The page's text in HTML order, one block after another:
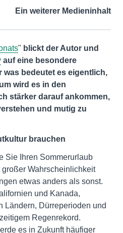
Ein weiterer Medieninhalt
" blickt der Autor und
auf eine besondere
was bedeutet es eigentlich,
wird es in den
stärker darauf ankommen,
und mutig zu
brauchen
Sie Ihren Sommerurlaub
Wahrscheinlichkeit
etwas anders als sonst.
und Kanada,
Ländern, Dürreperioden und
Regenrekord.
es in Zukunft häufiger